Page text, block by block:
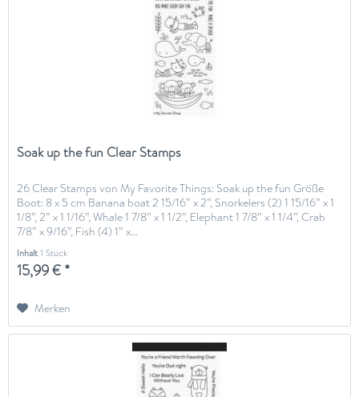
Soak up the fun Clear Stamps
26 Clear Stamps von My Favorite Things: Soak up the fun Größe
Boot: 8 x 5 cm Banana boat 2 15/16” x 2”, Snorkelers (2) 1 15/16” x 1
1/8”, 2” x 1 1/16”, Whale 1 7/8” x 1 1/2”, Elephant 1 7/8” x 1 1/4”, Crab
7/8” x 9/16”, Fish (4) 1” x...
Inhalt1 Stück
15,99 € *
Merken